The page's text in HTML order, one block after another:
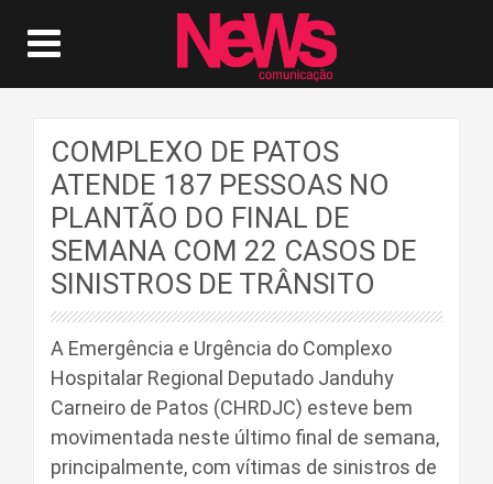
COMPLEXO DE PATOS
ATENDE 187 PESSOAS NO
PLANTÃO DO FINAL DE
SEMANA COM 22 CASOS DE
SINISTROS DE TRÂNSITO
A Emergência e Urgência do Complexo
Hospitalar Regional Deputado Janduhy
Carneiro de Patos (CHRDJC) esteve bem
movimentada neste último final de semana,
principalmente, com vítimas de sinistros de